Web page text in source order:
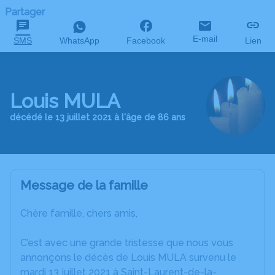
Partager
SMS WhatsApp Facebook E-mail Lien
Louis MULA
décédé le 13 juillet 2021 à l'âge de 86 ans
Message de la famille
Chère famille, chers amis,
C’est avec une grande tristesse que nous vous
annonçons le décès de Louis MULA survenu le
mardi 13 juillet 2021 à Saint-Laurent-de-la-